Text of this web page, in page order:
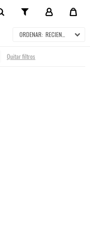
RECIENTES
Quitar filtros